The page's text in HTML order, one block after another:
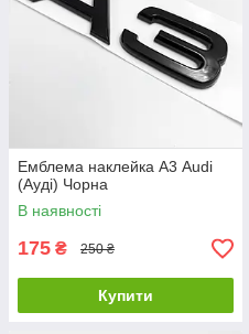
Емблема наклейка А3 Audi
(Ауді) Чорна
В наявності
175 ₴ 250 ₴
Купити